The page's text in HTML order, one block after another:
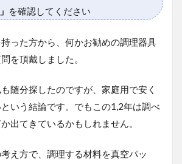
を確認してください
った方から、何かお勧めの調理器具
を頂戴しました。
随分探したのですが、家庭用で安く
いう結論です。でもこの1,2年は調べ
出てきているかもしれません。
え方で、調理する材料を真空パッ